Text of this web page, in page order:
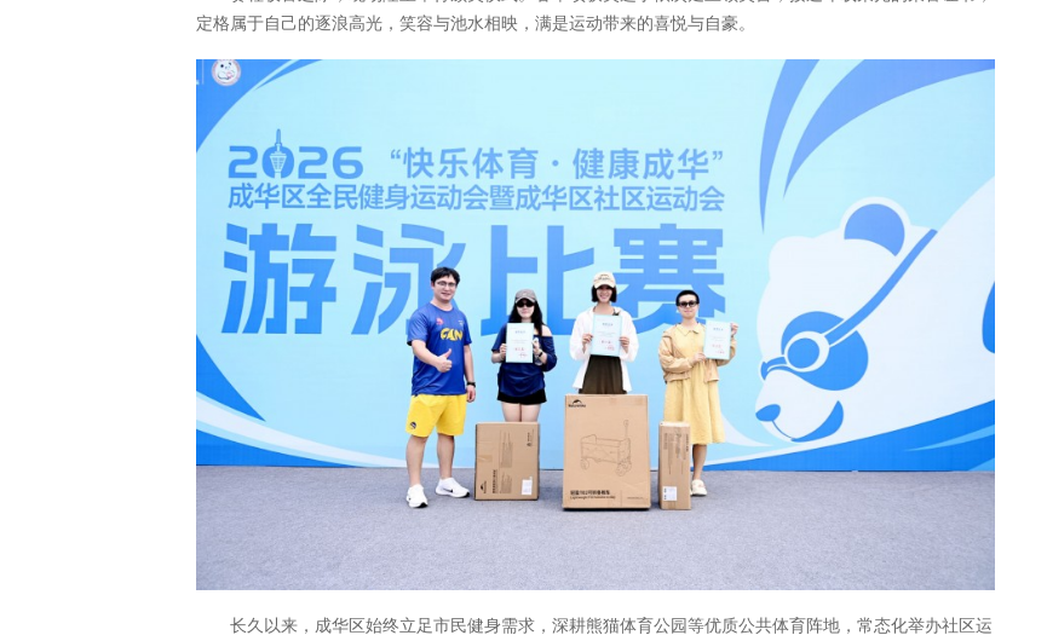
定格属于自己的逐浪高光，笑容与池水相映，满是运动带来的喜悦与自豪。
长久以来，成华区始终立足市民健身需求，深耕熊猫体育公园等优质公共体育阵地，常态化举办社区运